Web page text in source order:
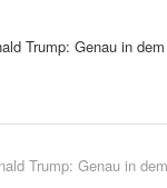
Trump: Genau in
Trump: Genau in